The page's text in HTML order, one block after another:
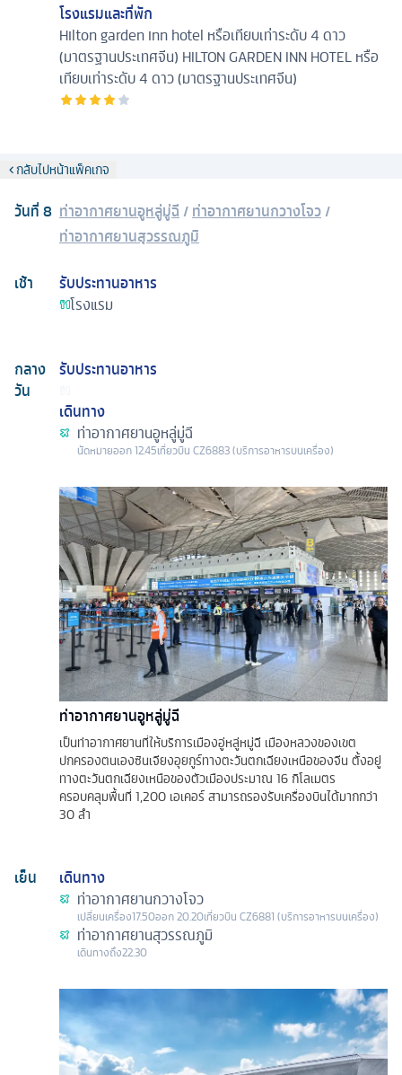
โรงแรมและที่พัก
Hilton garden inn hotel หรือเทียบเท่าระดับ 4 ดาว
(มาตรฐานประเทศจีน) HILTON GARDEN INN HOTEL หรือ
เทียบเท่าระดับ 4 ดาว (มาตรฐานประเทศจีน)
กลับไปหน้าแพ็คเกจ
วันที่8 ท่าอากาศยานอูหลู่มู่ฉี /ท่าอากาศยานกวางโจว/
ท่าอากาศยานสุวรรณภูมิ
เช้า
รับประทานอาหาร
โรงแรม
กลาง
วัน
รับประทานอาหาร
เดินทาง
ท่าอากาศยานอูหลู่มู่ฉี
นัดหมายออก12.45เที่ยวบิน CZ6883 (บริการอาหารบนเครื่อง)
ท่าอากาศยานอูหลู่มู่ฉี
เป็นท่าอากาศยานที่ให้บริการเมืองอู่หลู่หมู่ฉี เมืองหลวงของเขต
ปกครองตนเองซินเจียงอุยกูร์ทางตะวันตกเฉียงเหนือของจีน ตั้งอยู่
ทางตะวันตกเฉียงเหนือของตัวเมืองประมาณ 16 กิโลเมตร
ครอบคลุมพื้นที่ 1,200 เอเคอร์ สามารถรองรับเครื่องบินได้มากกว่า
30 ลำ
เย็น
เดินทาง
ท่าอากาศยานกวางโจว
เปลี่ยนเครื่อง17.50ออก20.20เที่ยวบิน CZ6881 (บริการอาหารบนเครื่อง)
ท่าอากาศยานสุวรรณภูมิ
เดินทางถึง22.30